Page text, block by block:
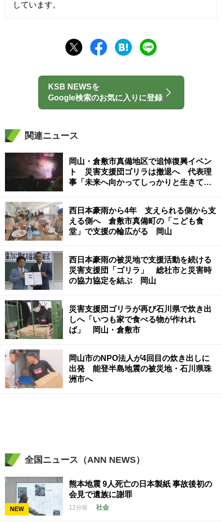
しています。
KSB NEWSを
Google検索のお気に入りに登録
関連ニュース
岡山・倉敷市真備地区で追悼復興イベン
ト 災害支援団ゴリラは撤退へ 代表理
事「未来へ向かってしっかりと生きて」
西日本豪雨から4年 支えられる側から支
える側へ 倉敷市真備町の「こども食
堂」で支援の輪広がる 岡山
西日本豪雨の被災地で支援活動を続ける
災害支援団「ゴリラ」 総社市と災害時
の協力協定を結ぶ 岡山
災害支援団ゴリラが再び石川県で炊き出
しへ「いつも家で食べる物が作れれ
ば」 岡山・倉敷市
岡山市のNPO法人が4回目の炊き出しに
出発 能登半島地震の被災地・石川県珠
洲市へ
全国ニュース（ANN NEWS）
NEW
熊本地震 9人死亡の日本製紙 事故後初の
会見で遺族に謝罪
12分前 社会